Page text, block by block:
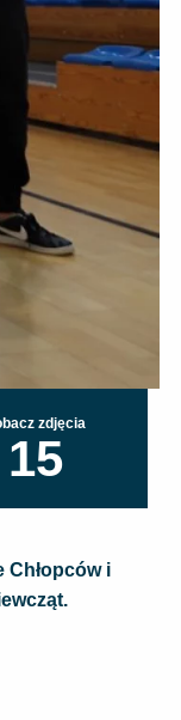
zdjęcia
15
Chłopców i